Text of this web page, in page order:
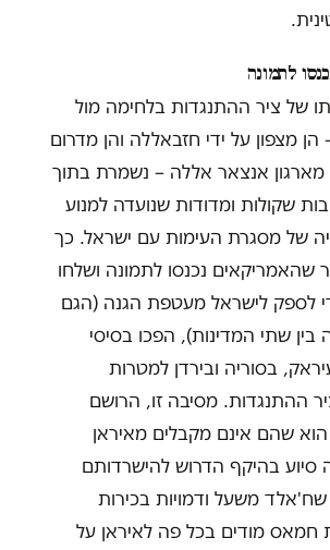
לתמונה
של ציר ההתנגדות בלחימה מול
מצפון על ידי חזבאללה והן מדרום
מארגון אנצאר אללה – נשמרת בתוך
שקולות ומדודות שנועדה למנוע
של מסגרת העימות עם ישראל. כך
נכנסו לתמונה ושלחו
לספק לישראל מעטפת הגנה (הגם
בין שתי המדינות), הפכו בסיסי
בסוריה ובירדן למטרות
ההתנגדות. מסיבה זו, הרושם
שהם אינם מקבלים מאיראן
סיוע בהיקף הדרוש להישרדותם
משעל ודמויות בכירות
חמאס מודים בכל פה לאיראן על